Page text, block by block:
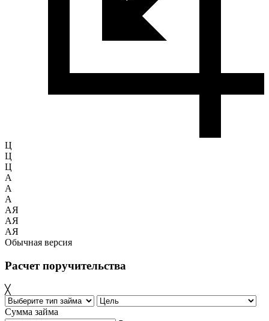
Ц
Ц
Ц
A
A
A
АЯ
АЯ
АЯ
Обычная версия
Расчет поручительства
╳
Сумма займа